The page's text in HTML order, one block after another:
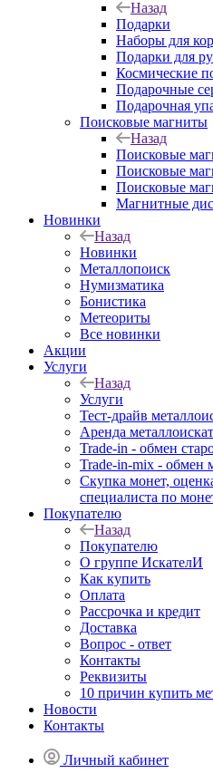
Назад
Подарки
Наборы для
Подарки для
Космические
Подарочные
Подарочная
Поисковые магниты
Назад
Поисковые
Поисковые
Поисковые
Магнитные
Новинки
Назад
Новинки
Металлопоиск
Нумизматика
Бонистика
Метеориты
Все новинки
Акции
Услуги
Назад
Услуги
Тест-драйв
Аренда
Trade-in - обмен
Trade-in-mix - обмен
Скупка монет,
специалиста по
Покупателю
Назад
Покупателю
О группе ИскателИ
Как купить
Оплата
Рассрочка и кредит
Доставка
Вопрос - ответ
Контакты
Реквизиты
10 причин купить
Новости
Контакты
Личный кабинет